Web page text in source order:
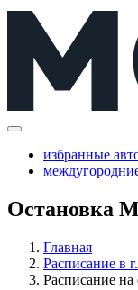
избранные
Остановка
Главная
Расписание в
Расписание